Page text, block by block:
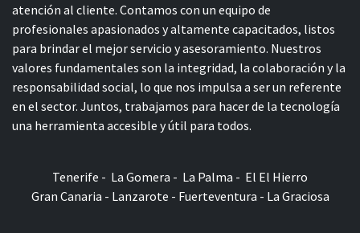
atención al cliente. Contamos con un equipo de
profesionales apasionados y altamente capacitados, listos
para brindar el mejor servicio y asesoramiento. Nuestros
valores fundamentales son la integridad, la colaboración y la
responsabilidad social, lo que nos impulsa a ser un referente
en el sector. Juntos, trabajamos para hacer de la tecnología
una herramienta accesible y útil para todos.
Tenerife - La Gomera - La Palma - El El Hierro
Gran Canaria - Lanzarote - Fuerteventura - La Graciosa